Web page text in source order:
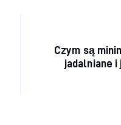
Czym są
jadalniane i